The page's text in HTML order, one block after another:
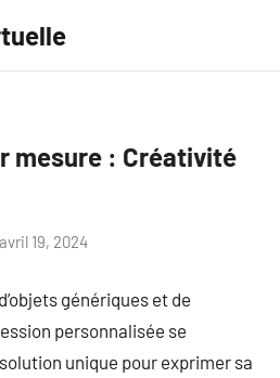
mesure : Créativité
avril 19, 2024
génériques et de
personnalisée se
unique pour exprimer sa